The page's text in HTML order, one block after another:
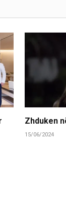
Zhduken
15/06/2024